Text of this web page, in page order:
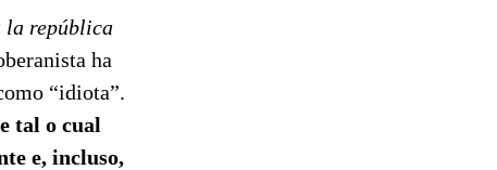
la república
ha
“idiota”.
tal o cual
e, incluso,